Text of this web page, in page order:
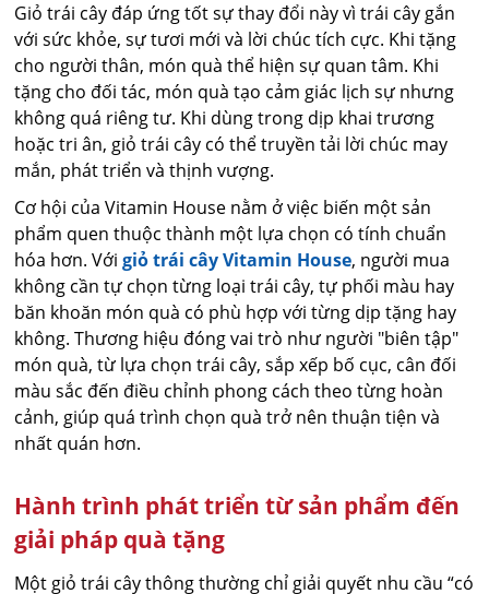
Giỏ trái cây đáp ứng tốt sự thay đổi này vì trái cây gắn
với sức khỏe, sự tươi mới và lời chúc tích cực. Khi tặng
cho người thân, món quà thể hiện sự quan tâm. Khi
tặng cho đối tác, món quà tạo cảm giác lịch sự nhưng
không quá riêng tư. Khi dùng trong dịp khai trương
hoặc tri ân, giỏ trái cây có thể truyền tải lời chúc may
mắn, phát triển và thịnh vượng.
Cơ hội của Vitamin House nằm ở việc biến một sản
phẩm quen thuộc thành một lựa chọn có tính chuẩn
hóa hơn. Vớigiỏ trái cây Vitamin House, người mua
không cần tự chọn từng loại trái cây, tự phối màu hay
băn khoăn món quà có phù hợp với từng dịp tặng hay
không. Thương hiệu đóng vai trò như người "biên tập"
món quà, từ lựa chọn trái cây, sắp xếp bố cục, cân đối
màu sắc đến điều chỉnh phong cách theo từng hoàn
cảnh, giúp quá trình chọn quà trở nên thuận tiện và
nhất quán hơn.
Hành trình phát triển từ sản phẩm đến
giải pháp quà tặng
Một giỏ trái cây thông thường chỉ giải quyết nhu cầu “có